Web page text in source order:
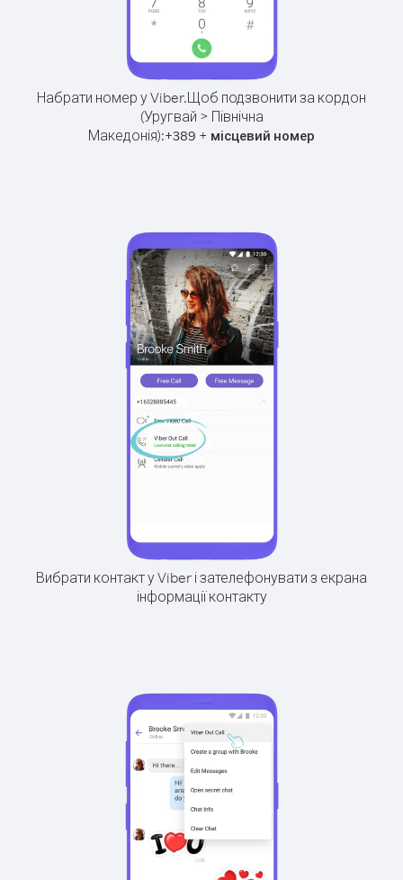
Набрати номер у Viber.Щоб подзвонити за кордон
(Уругвай > Північна
Македонія):+389 + місцевий номер
Вибрати контакт у Viber і зателефонувати з екрана
інформації контакту